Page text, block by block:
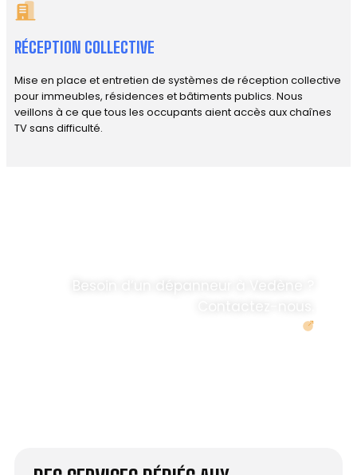
RÉCEPTION COLLECTIVE
Mise en place et entretien de systèmes de réception collective
pour immeubles, résidences et bâtiments publics. Nous
veillons à ce que tous les occupants aient accès aux chaînes
TV sans difficulté.
Besoin d’un dépanneur à Vedène ?